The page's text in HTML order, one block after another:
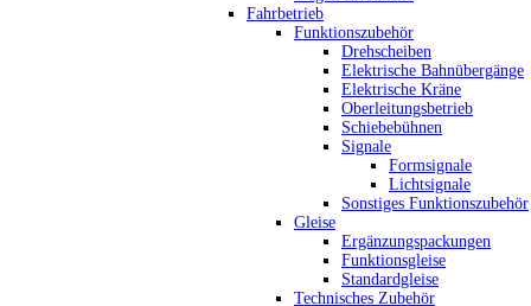
Fahrbetrieb
Funktionszubehör
Drehscheiben
Elektrische Bahnübergänge
Elektrische Kräne
Oberleitungsbetrieb
Schiebebühnen
Signale
Formsignale
Lichtsignale
Sonstiges Funktionszubehör
Gleise
Ergänzungspackungen
Funktionsgleise
Standardgleise
Technisches Zubehör